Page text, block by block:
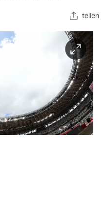
teilen